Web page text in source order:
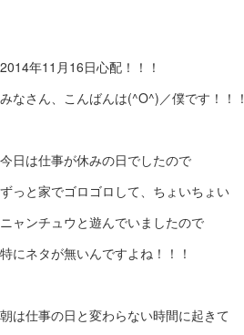
2014年11月16日心配！！！
みなさん、こんばんは(^O^)／僕です！！！
今日は仕事が休みの日でしたので
ずっと家でゴロゴロして、ちょいちょい
ニャンチュウと遊んでいましたので
特にネタが無いんですよね！！！
朝は仕事の日と変わらない時間に起きて